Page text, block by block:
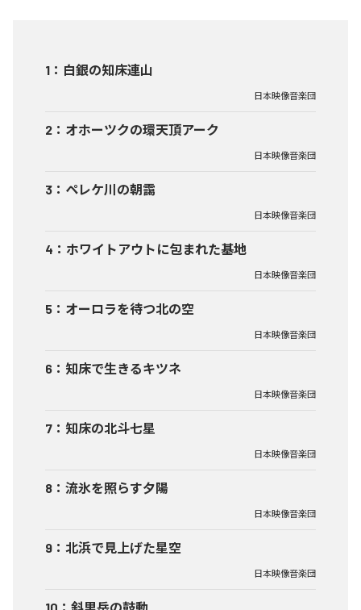
1 ： 白銀の知床連山
日本映像音楽団
2 ： オホーツクの環天頂アーク
日本映像音楽団
3 ： ペレケ川の朝靄
日本映像音楽団
4 ： ホワイトアウトに包まれた基地
日本映像音楽団
5 ： オーロラを待つ北の空
日本映像音楽団
6 ： 知床で生きるキツネ
日本映像音楽団
7 ： 知床の北斗七星
日本映像音楽団
8 ： 流氷を照らす夕陽
日本映像音楽団
9 ： 北浜で見上げた星空
日本映像音楽団
10 ： 斜里岳の鼓動